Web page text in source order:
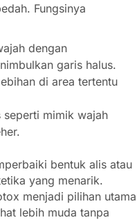
Fungsinya
dengan
garis halus.
di area tertentu
mimik wajah
bentuk alis atau
yang menarik.
menjadi pilihan utama
lebih muda tanpa